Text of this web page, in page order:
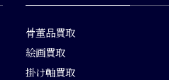
骨董品買取
絵画買取
掛け軸買取